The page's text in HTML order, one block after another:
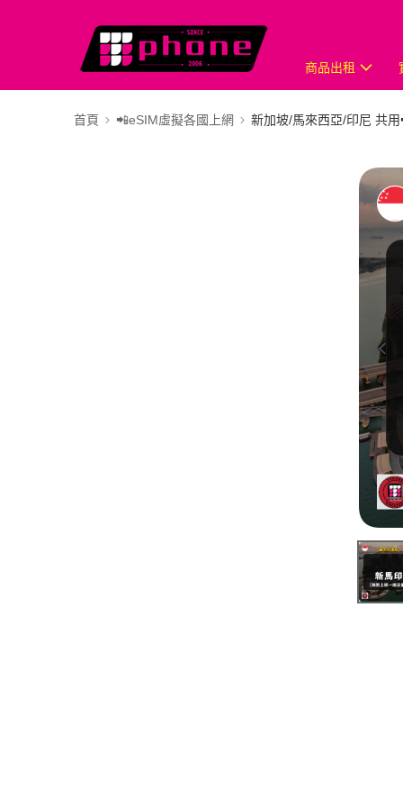
商品出租
首頁 📲eSIM虛擬各國上網 新加坡/馬來西亞/印尼 共